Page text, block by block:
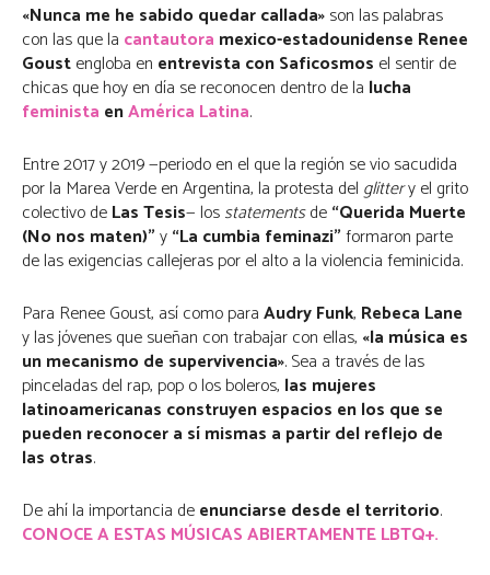
«Nunca me he sabido quedar callada»son las palabras
con las que la cantautora mexico-estadounidense Renee
Goustengloba en entrevista con Saficosmos el sentir de
chicas que hoy en día se reconocen dentro de la lucha
feminista enAmérica Latina.
Entre 2017 y 2019 —periodo en el que la región se vio sacudida
por la Marea Verde en Argentina, la protesta delglittery el grito
colectivo deLas Tesis— losstatementsde“Querida Muerte
(No nos maten)”y“La cumbia feminazi”formaron parte
de las exigencias callejeras por el alto a la violencia feminicida.
Para Renee Goust, así como paraAudry Funk, Rebeca Lane
y las jóvenes que sueñan con trabajar con ellas, «la música es
un mecanismo de supervivencia». Sea a través de las
pinceladas del rap, pop o los boleros, las mujeres
latinoamericanas construyen espacios en los que se
pueden reconocer a sí mismas a partir del reflejo de
las otras.
De ahí la importancia deenunciarse desde el territorio.
CONOCE A ESTAS MÚSICAS ABIERTAMENTE LBTQ+.